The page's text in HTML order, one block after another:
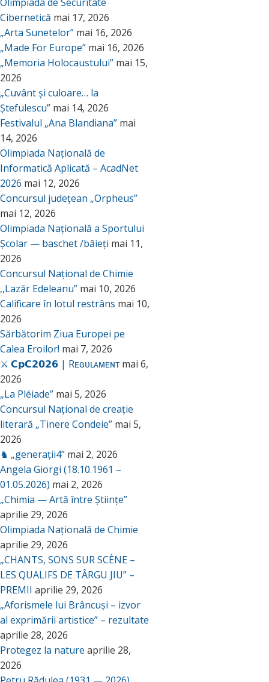
Cibernetică mai 17, 2026
„Arta Sunetelor” mai 16, 2026
„Made For Europe” mai 16, 2026
„Memoria Holocaustului” mai 15,
2026
„Cuvânt și culoare… la
Ștefulescu” mai 14, 2026
Festivalul „Ana Blandiana” mai
14, 2026
Olimpiada Națională de
Informatică Aplicată – AcadNet
2026 mai 12, 2026
Concursul județean „Orpheus”
mai 12, 2026
Olimpiada Națională a Sportului
Școlar — baschet /băieți mai 11,
2026
Concursul Național de Chimie
,,Lazăr Edeleanu” mai 10, 2026
Calificare în lotul restrâns mai 10,
2026
Sărbătorim Ziua Europei pe
Calea Eroilor! mai 7, 2026
⚔️ 𝗖𝗽𝗖𝟮𝟬𝟮𝟲 | Rᴇɢᴜʟᴀᴍᴇɴᴛ mai 6,
2026
„La Pléiade” mai 5, 2026
Concursul Național de creație
literară „Tinere Condeie” mai 5,
2026
♞ „generații4” mai 2, 2026
Angela Giorgi (18.10.1961 –
01.05.2026) mai 2, 2026
„Chimia — Artă între Științe”
aprilie 29, 2026
Olimpiada Națională de Chimie
aprilie 29, 2026
„CHANTS, SONS SUR SCÈNE –
LES QUALIFS DE TÂRGU JIU” –
PREMII aprilie 29, 2026
„Aforismele lui Brâncuși – izvor
al exprimării artistice” – rezultate
aprilie 28, 2026
Protegez la nature aprilie 28,
2026